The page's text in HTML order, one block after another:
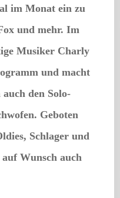
im Monat ein zu
und mehr. Im
Musiker Charly
und macht
den Solo-
Geboten
Schlager und
Wunsch auch